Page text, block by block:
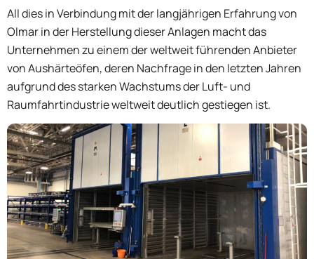
All dies in Verbindung mit der langjährigen Erfahrung von
Olmar in der Herstellung dieser Anlagen macht das
Unternehmen zu einem der weltweit führenden Anbieter
von Aushärteöfen, deren Nachfrage in den letzten Jahren
aufgrund des starken Wachstums der Luft- und
Raumfahrtindustrie weltweit deutlich gestiegen ist.